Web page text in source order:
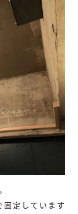
固定しています